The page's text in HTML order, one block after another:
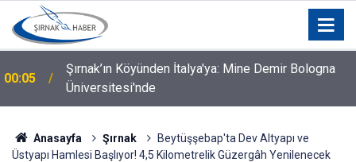
00:04
Silopi İçin Kurumlar ve STK'lar Bir Araya Geldi: Hangi
Talepler Gündeme Geldi?
Anasayfa Şırnak
Beytüşşebap'ta Dev Altyapı ve
Üstyapı Hamlesi Başlıyor! 4,5 Kilometrelik Güzergâh Yenilenecek